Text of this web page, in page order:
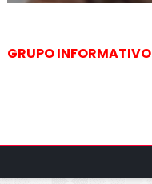
GRUPO INFORMATIVO